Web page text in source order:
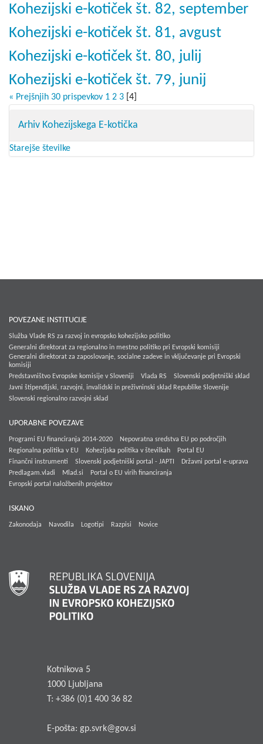
Kohezijski e-kotiček št. 82, september
Kohezijski e-kotiček št. 81, avgust
Kohezijski e-kotiček št. 80, julij
Kohezijski e-kotiček št. 79, junij
« Prejšnjih 30 prispevkov 1 2 3 4
Arhiv Kohezijskega E-kotička
Starejše številke
POVEZANE INSTITUCIJE
Služba Vlade RS za razvoj in evropsko kohezijsko politiko
Generalni direktorat za regionalno in mestno politiko pri Evropski komisiji
Generalni direktorat za zaposlovanje, socialne zadeve in vključevanje pri Evropski
komisiji
Predstavništvo Evropske komisije v Sloveniji
Vlada RS
Slovenski podjetniški sklad
Javni štipendijski, razvojni, invalidski in preživninski sklad Republike Slovenije
Slovenski regionalno razvojni sklad
UPORABNE POVEZAVE
Programi EU financiranja 2014-2020
Nepovratna sredstva EU po področjih
Regionalna politika v EU
Kohezijska politika v številkah
Portal EU
Finančni instrumenti
Slovenski podjetniški portal - JAPTI
Državni portal e-uprava
Predlagam.vladi
Mlad.si
Portal o EU virih financiranja
Evropski portal naložbenih projektov
ISKANO
Zakonodaja Navodila Logotipi Razpisi Novice
Kotnikova 5
1000 Ljubljana
T: +386 (0)1 400 36 82
E-pošta: gp.svrk@gov.si